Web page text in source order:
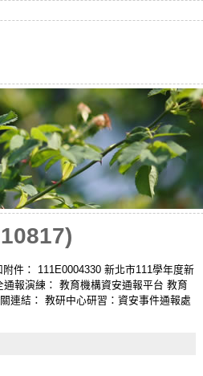
件： 111E0004330 新北市111學年度新
報演練： 教育機構資安通報平台 教育
連結： 教研中心研習：資安事件通報處